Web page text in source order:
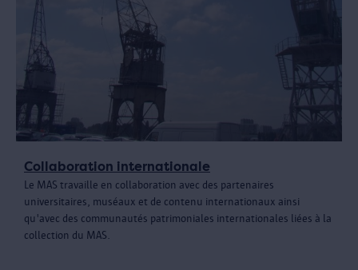
Collaboration internationale
Le MAS travaille en collaboration avec des partenaires
universitaires, muséaux et de contenu internationaux ainsi
qu'avec des communautés patrimoniales internationales liées à la
collection du MAS.